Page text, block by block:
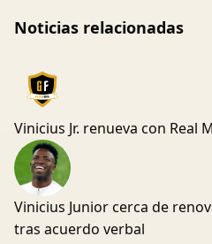
Noticias relacionadas
Vinicius Jr. renueva con Real
Vinicius Junior cerca de
tras acuerdo verbal